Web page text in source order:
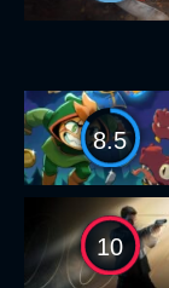
8.5
10